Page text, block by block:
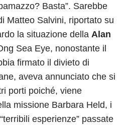
Basta”. Sarebbe
Matteo Salvini, riportato su
la situazione della Alan
Sea Eye, nonostante il
firmato il divieto di
aveva annunciato che si
porti poiché, viene
missione Barbara Held, i
esperienze” passate